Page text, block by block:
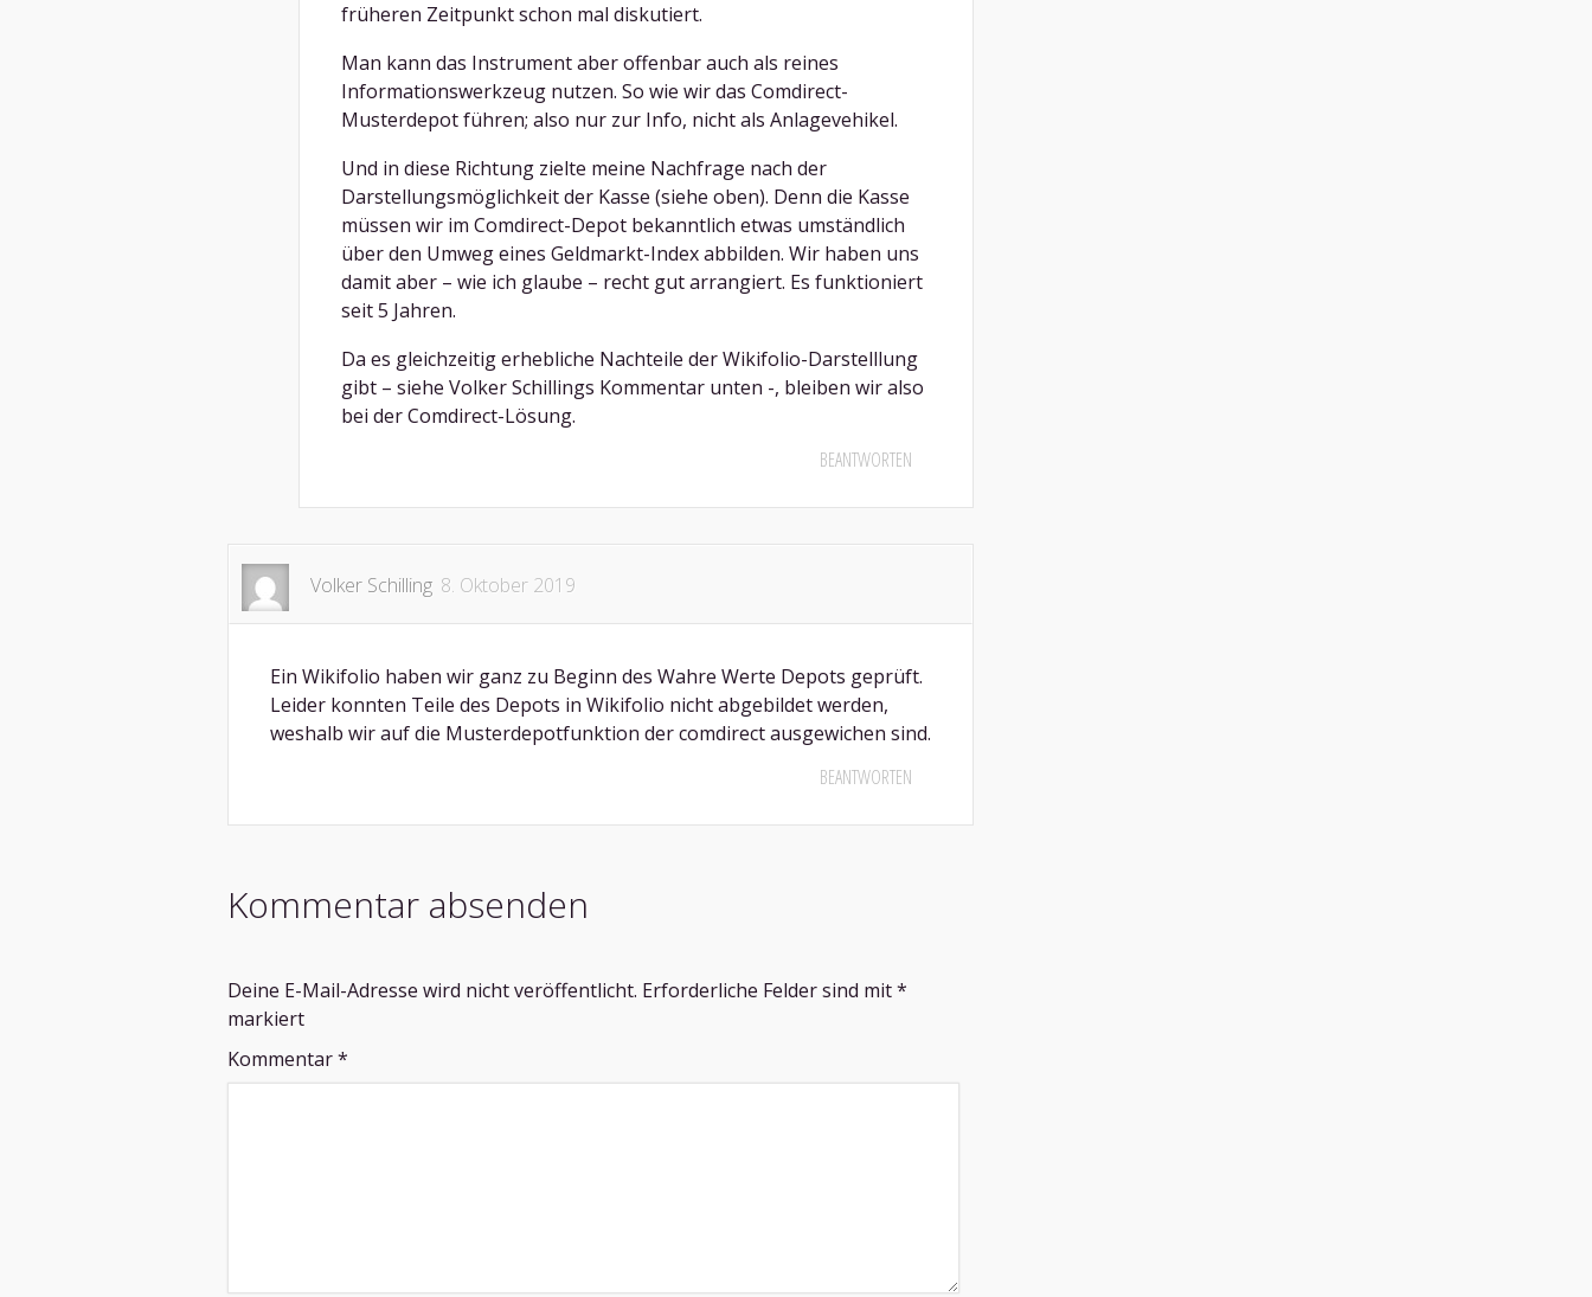
früheren Zeitpunkt schon mal diskutiert.
Man kann das Instrument aber offenbar auch als reines
Informationswerkzeug nutzen. So wie wir das Comdirect-
Musterdepot führen; also nur zur Info, nicht als Anlagevehikel.
Und in diese Richtung zielte meine Nachfrage nach der
Darstellungsmöglichkeit der Kasse (siehe oben). Denn die Kasse
müssen wir im Comdirect-Depot bekanntlich etwas umständlich
über den Umweg eines Geldmarkt-Index abbilden. Wir haben uns
damit aber – wie ich glaube – recht gut arrangiert. Es funktioniert
seit 5 Jahren.
Da es gleichzeitig erhebliche Nachteile der Wikifolio-Darstelllung
gibt – siehe Volker Schillings Kommentar unten -, bleiben wir also
bei der Comdirect-Lösung.
BEANTWORTEN
Volker Schilling 8. Oktober 2019
Ein Wikifolio haben wir ganz zu Beginn des Wahre Werte Depots geprüft.
Leider konnten Teile des Depots in Wikifolio nicht abgebildet werden,
weshalb wir auf die Musterdepotfunktion der comdirect ausgewichen sind.
BEANTWORTEN
Kommentar absenden
Deine E-Mail-Adresse wird nicht veröffentlicht. Erforderliche Felder sind mit*
markiert
Kommentar*